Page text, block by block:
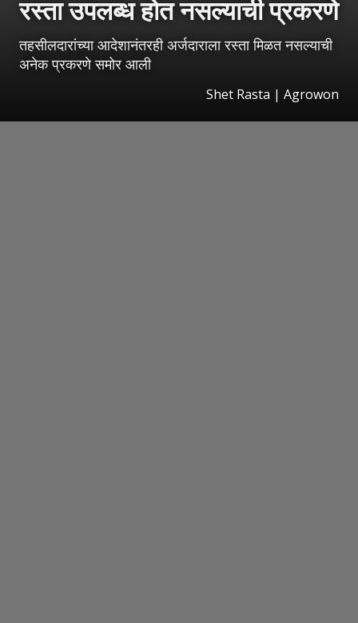
रस्ता उपलब्ध होत नसल्याची प्रकरणे
तहसीलदारांच्या आदेशानंतरही अर्जदाराला रस्ता मिळत नसल्याची
अनेक प्रकरणे समोर आली
Shet Rasta | Agrowon